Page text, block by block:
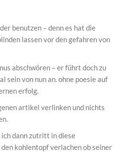
benutzen – denn es hat die
lassen vor den gefahren von
abschwören – er führt doch zu
sein von nun an. ohne poesie auf
erfolg.
artikel verlinken und nichts
ich dann zutritt in diese
kohlentopf verlachen ob seiner